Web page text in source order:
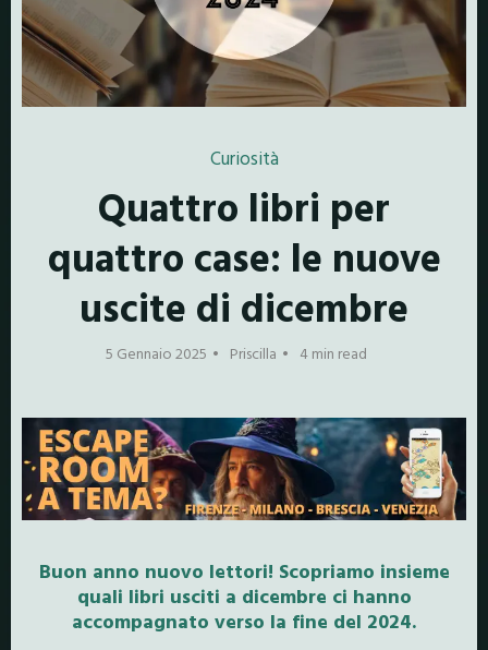
Curiosità
Quattro libri per
quattro case: le nuove
uscite di dicembre
5 Gennaio 2025 Priscilla 4 min read
Buon anno nuovo lettori! Scopriamo insieme
quali libri usciti a dicembre ci hanno
accompagnato verso la fine del 2024.